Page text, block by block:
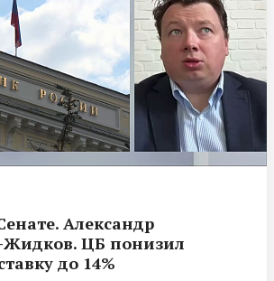
Александр
ЦБ понизил
до 14%